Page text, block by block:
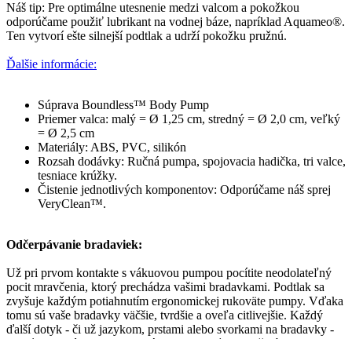
Náš tip: Pre optimálne utesnenie medzi valcom a pokožkou
odporúčame použiť lubrikant na vodnej báze, napríklad Aquameo®.
Ten vytvorí ešte silnejší podtlak a udrží pokožku pružnú.
Ďalšie informácie:
Súprava Boundless™ Body Pump
Priemer valca: malý = Ø 1,25 cm, stredný = Ø 2,0 cm, veľký
= Ø 2,5 cm
Materiály: ABS, PVC, silikón
Rozsah dodávky: Ručná pumpa, spojovacia hadička, tri valce,
tesniace krúžky.
Čistenie jednotlivých komponentov: Odporúčame náš sprej
VeryClean™.
Odčerpávanie bradaviek:
Už pri prvom kontakte s vákuovou pumpou pocítite neodolateľný
pocit mravčenia, ktorý prechádza vašimi bradavkami. Podtlak sa
zvyšuje každým potiahnutím ergonomickej rukoväte pumpy. Vďaka
tomu sú vaše bradavky väčšie, tvrdšie a oveľa citlivejšie. Každý
ďalší dotyk - či už jazykom, prstami alebo svorkami na bradavky -